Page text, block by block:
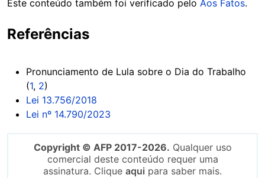
Este conteúdo também foi verificado pelo Aos Fatos.
Referências
Pronunciamento de Lula sobre o Dia do Trabalho
(1, 2)
Lei 13.756/2018
Lei nº 14.790/2023
Copyright © AFP 2017-2026. Qualquer uso
comercial deste conteúdo requer uma
assinatura. Clique aqui para saber mais.